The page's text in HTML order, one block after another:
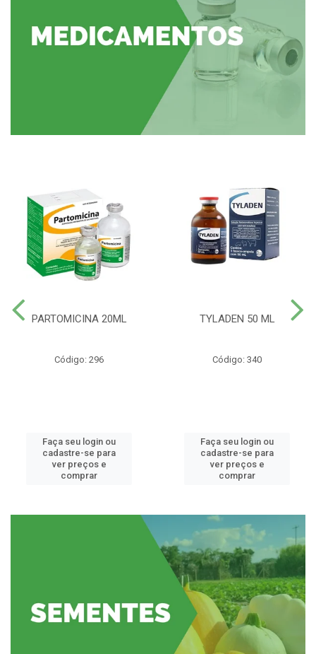
PARTOMICINA 20ML
Código: 296
Faça seu login ou
cadastre-se para
ver preços e
comprar
TYLADEN 50 ML
Código: 340
Faça seu login ou
cadastre-se para
ver preços e
comprar